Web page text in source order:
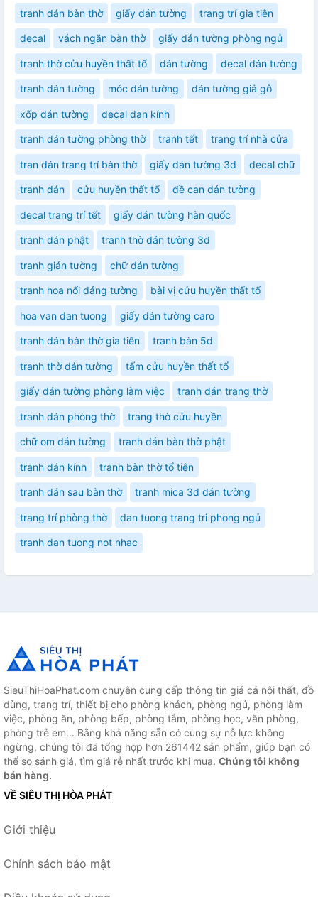
tranh dán bàn thờ giấy dán tường trang trí gia tiên
decal vách ngăn bàn thờ giấy dán tường phòng ngủ
tranh thờ cửu huyền thất tổ dán tường decal dán tường
tranh dán tường móc dán tường dán tường giả gỗ
xốp dán tường decal dan kính
tranh dán tường phòng thờ tranh tết trang trí nhà cửa
tran dán trang trí bàn thờ giấy dán tường 3d decal chữ
tranh dán cửu huyền thất tổ đề can dán tường
decal trang trí tết giấy dán tường hàn quốc
tranh dán phật tranh thờ dán tường 3d
tranh gián tường chữ dán tường
tranh hoa nổi dáng tường bài vị cửu huyền thất tổ
hoa van dan tuong giấy dán tường caro
tranh dán bàn thờ gia tiên tranh bàn 5d
tranh thờ dán tường tấm cửu huyền thất tổ
giấy dán tường phòng làm việc tranh dán trang thờ
tranh dán phòng thờ trang thờ cửu huyền
chữ om dán tường tranh dán bàn thờ phật
tranh dán kính tranh bàn thờ tổ tiên
tranh dán sau bàn thờ tranh mica 3d dán tường
trang trí phòng thờ dan tuong trang tri phong ngủ
tranh dan tuong not nhac
SieuThiHoaPhat.com chuyên cung cấp thông tin giá cả nội thất, đồ
dùng, trang trí, thiết bị cho phòng khách, phòng ngủ, phòng làm
việc, phòng ăn, phòng bếp, phòng tắm, phòng học, văn phòng,
phòng trẻ em... Bằng khả năng sẵn có cùng sự nỗ lực không
ngừng, chúng tôi đã tổng hợp hơn 261442 sản phẩm, giúp bạn có
thể so sánh giá, tìm giá rẻ nhất trước khi mua. Chúng tôi không
bán hàng.
VỀ SIÊU THỊ HÒA PHÁT
Giới thiệu
Chính sách bảo mật